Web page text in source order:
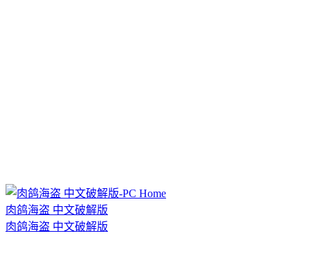
肉鸽海盗 中文破解版
肉鸽海盗 中文破解版